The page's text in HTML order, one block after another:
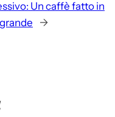
Un caffè fatto in
→